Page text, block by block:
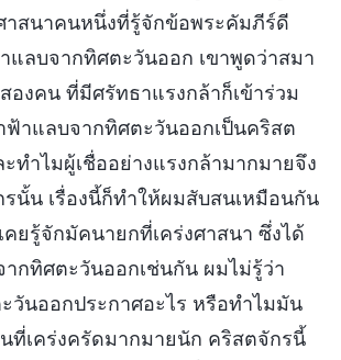
าสนาคนหนึ่งที่รู้จักข้อพระคัมภีร์ดี
แลบจากทิศตะวันออก เขาพูดว่าสมา
องคน ที่มีศรัทธาแรงกล้าก็เข้าร่วม
ฟ้าแลบจากทิศตะวันออกเป็นคริสต
ทำไมผู้เชื่ออย่างแรงกล้ามากมายจึง
รนั้น เรื่องนี้ก็ทำให้ผมสับสนเหมือนกัน
คยรู้จักมัคนายกที่เคร่งศาสนา ซึ่งได้
ากทิศตะวันออกเช่นกัน ผมไม่รู้ว่า
วันออกประกาศอะไร หรือทำไมมัน
ที่เคร่งครัดมากมายนัก คริสตจักรนี้